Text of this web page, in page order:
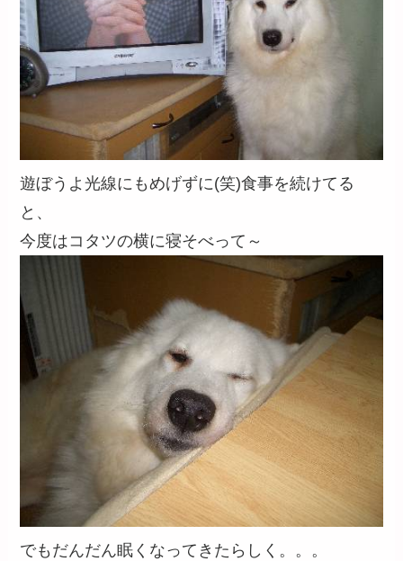
遊ぼうよ光線にもめげずに(笑)食事を続けてる
と、
今度はコタツの横に寝そべって～
でもだんだん眠くなってきたらしく。。。